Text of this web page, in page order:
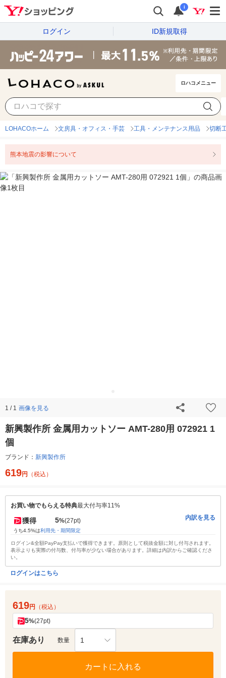
i
ログイン ID新規取得
ロハコメニュー
LOHACOホーム 文房具・オフィス・手芸 工具・メンテナンス用品 切断
熊本地震の影響について
1 / 1 画像を見る
新興製作所 金属用カットソー AMT-280用 072921 1
個
ブランド： 新興製作所
619円 （税込）
お買い物でもらえる特典最大付与率11%
獲得 5%(27pt)
うち4.5%は利用先・期間限定
内訳を見る
ログイン&全額PayPay支払いで獲得できます。原則として税抜金額に対し付与されます。
表示よりも実際の付与数、付与率が少ない場合があります。詳細は内訳からご確認くださ
い。
ログインはこちら
619円 （税込）
5%(27pt)
在庫あり 数量 1
カートに入れる